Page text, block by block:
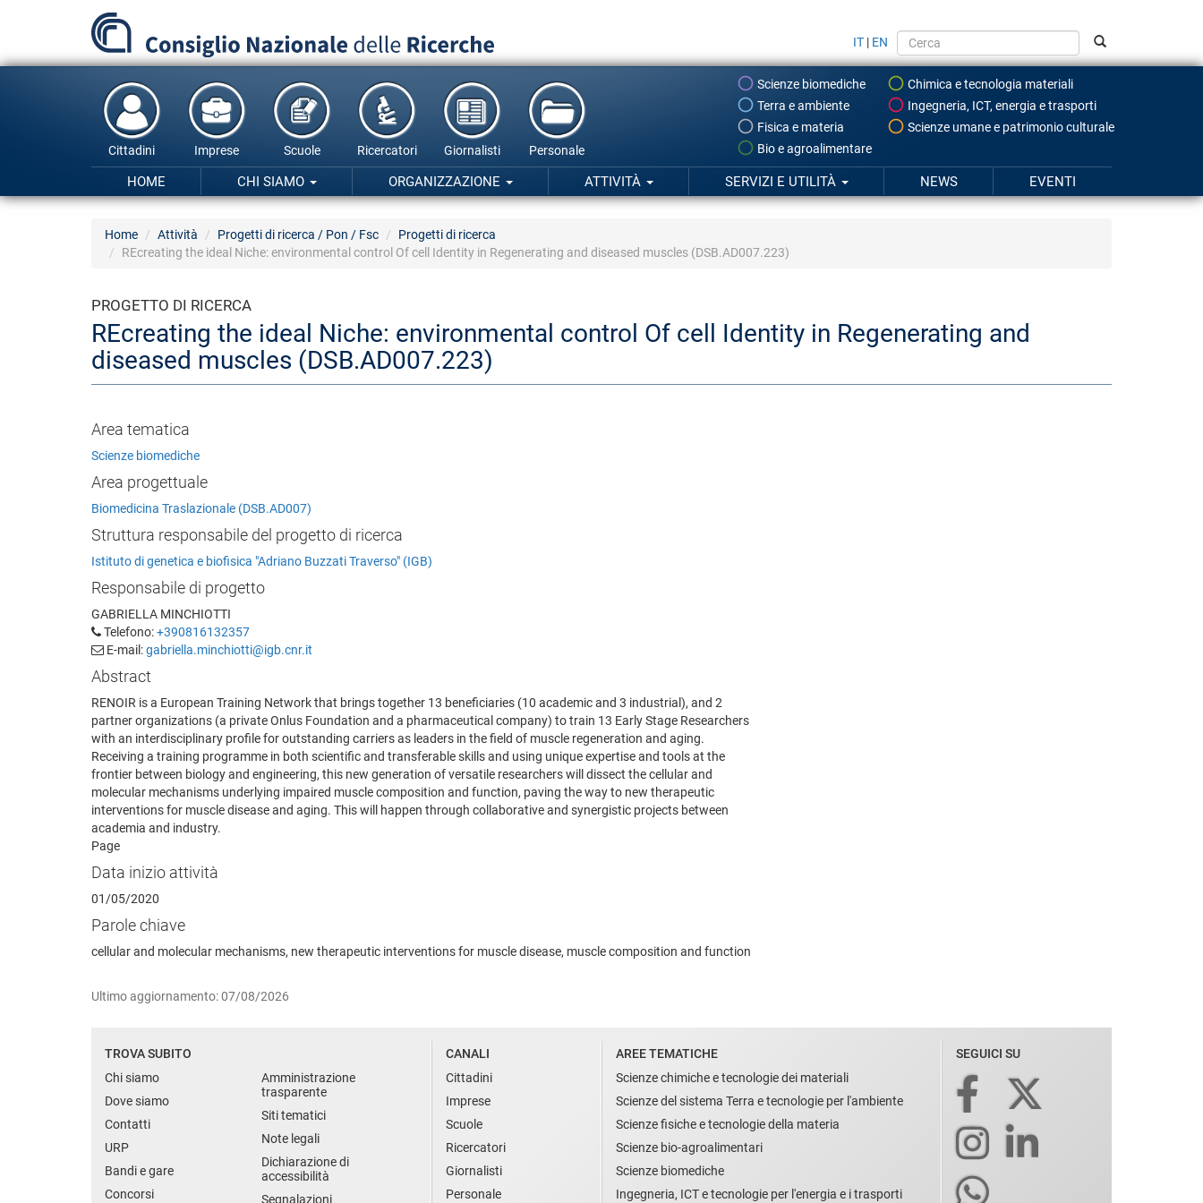
principale
IT | EN
Scienze biomediche
Chimica e tecnologia materiali
Terra e ambiente
Ingegneria, ICT, energia e trasporti
Fisica e materia
Scienze umane e patrimonio culturale
Bio e agroalimentare
Cittadini Imprese Scuole Ricercatori Giornalisti Personale
HOME CHI SIAMO ORGANIZZAZIONE ATTIVITÀ SERVIZI E UTILITÀ NEWS EVENTI
Home Attività Progetti di ricerca / Pon / Fsc
Progetti di ricerca
REcreating the ideal Niche: environmental control Of cell Identity in Regenerating and diseased muscles (DSB.AD007.223)
PROGETTO DI RICERCA
REcreating the ideal Niche: environmental control Of cell Identity in Regenerating and
diseased muscles (DSB.AD007.223)
Area tematica
Scienze biomediche
Area progettuale
Biomedicina Traslazionale (DSB.AD007)
Struttura responsabile del progetto di ricerca
Istituto di genetica e biofisica "Adriano Buzzati Traverso" (IGB)
Responsabile di progetto
GABRIELLA MINCHIOTTI
Telefono:+390816132357
E-mail:gabriella.minchiotti@igb.cnr.it
Abstract
RENOIR is a European Training Network that brings together 13 beneficiaries (10 academic and 3 industrial), and 2
partner organizations (a private Onlus Foundation and a pharmaceutical company) to train 13 Early Stage Researchers
with an interdisciplinary profile for outstanding carriers as leaders in the field of muscle regeneration and aging.
Receiving a training programme in both scientific and transferable skills and using unique expertise and tools at the
frontier between biology and engineering, this new generation of versatile researchers will dissect the cellular and
molecular mechanisms underlying impaired muscle composition and function, paving the way to new therapeutic
interventions for muscle disease and aging. This will happen through collaborative and synergistic projects between
academia and industry.
Page
Data inizio attività
01/05/2020
Parole chiave
cellular and molecular mechanisms, new therapeutic interventions for muscle disease, muscle composition and function
Ultimo aggiornamento: 07/08/2026
TROVA SUBITO
Chi siamo
Dove siamo
Contatti
URP
Bandi e gare
Concorsi
Amministrazione
trasparente
Siti tematici
Note legali
Dichiarazione di
accessibilità
Segnalazioni
CANALI
Cittadini
Imprese
Scuole
Ricercatori
Giornalisti
Personale
AREE TEMATICHE
Scienze chimiche e tecnologie dei materiali
Scienze del sistema Terra e tecnologie per l'ambiente
Scienze fisiche e tecnologie della materia
Scienze bio-agroalimentari
Scienze biomediche
Ingegneria, ICT e tecnologie per l'energia e i trasporti
SEGUICI SU